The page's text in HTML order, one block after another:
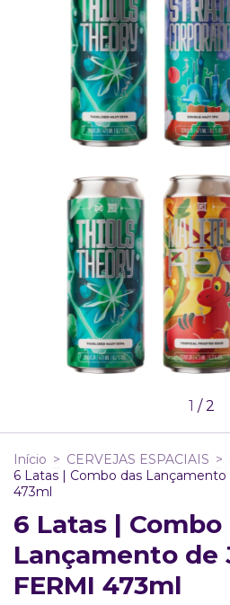
1 /2
Início > CERVEJAS ESPACIAIS >
6 Latas | Combo das
473ml
6 Latas | Combo
Lançamento de
FERMI 473ml